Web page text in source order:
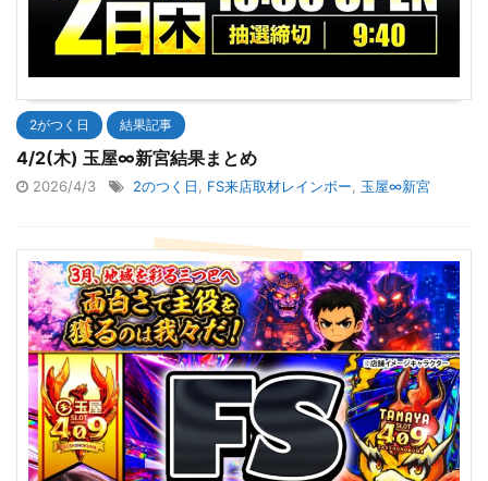
2がつく日 結果記事
4/2(木) 玉屋∞新宮結果まとめ
2026/4/3 2のつく日 FS来店取材レインボー 玉屋∞新宮